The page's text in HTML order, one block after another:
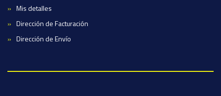
Mis detalles
Dirección de Facturación
Dirección de Envío